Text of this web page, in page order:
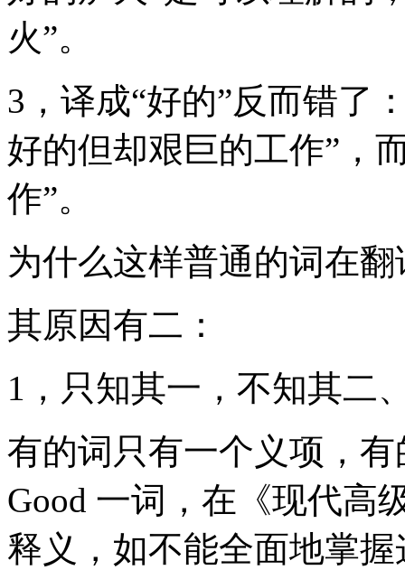
火”。
3，译成“好的”反而错了
好的但却艰巨的工作”，
作”。
为什么这样普通的词在
其原因有二：
1，只知其一，不知
有的词只有一个义项，
Good 一词，在《现代高
释义，如不能全面地掌